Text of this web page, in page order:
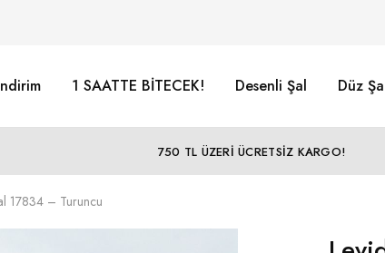
1 SAATTE BİTECEK! Desenli Şal Düz
750 TL ÜZERİ ÜCRETSİZ KARGO!
17834 – Turuncu